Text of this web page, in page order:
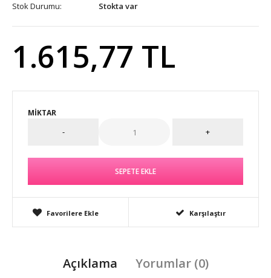
Stok Durumu:
Stokta var
1.615,77 TL
MIKTAR
Favorilere Ekle Karşılaştır
Açıklama Yorumlar (0)